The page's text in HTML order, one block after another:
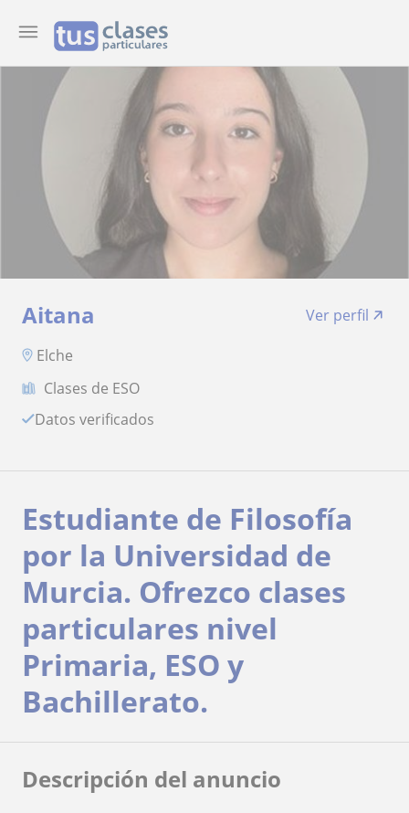
Aitana
Ver perfil
Elche
Clases de ESO
Datos verificados
Estudiante de Filosofía
por la Universidad de
Murcia. Ofrezco clases
particulares nivel
Primaria, ESO y
Bachillerato.
Descripción del anuncio